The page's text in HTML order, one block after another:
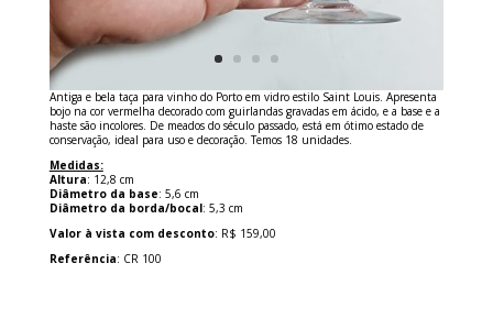
Antiga e bela taça para vinho do Porto em vidro estilo Saint Louis. Apresenta
bojo na cor vermelha decorado com guirlandas gravadas em ácido, e a base e a
haste são incolores. De meados do século passado, está em ótimo estado de
conservação, ideal para uso e decoração. Temos 18 unidades.
Medidas:
Altura: 12,8 cm
Diâmetro da base: 5,6 cm
Diâmetro da borda/bocal: 5,3 cm
Valor à vista com desconto: R$ 159,00
Referência: CR 100